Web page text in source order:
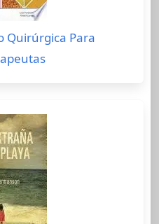
Quirúrgica Para